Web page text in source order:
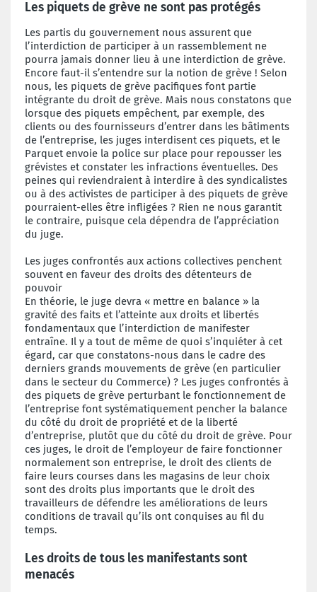
Les piquets de grève ne sont pas protégés
Les partis du gouvernement nous assurent que
l’interdiction de participer à un rassemblement ne
pourra jamais donner lieu à une interdiction de grève.
Encore faut-il s’entendre sur la notion de grève ! Selon
nous, les piquets de grève pacifiques font partie
intégrante du droit de grève. Mais nous constatons que
lorsque des piquets empêchent, par exemple, des
clients ou des fournisseurs d’entrer dans les bâtiments
de l’entreprise, les juges interdisent ces piquets, et le
Parquet envoie la police sur place pour repousser les
grévistes et constater les infractions éventuelles. Des
peines qui reviendraient à interdire à des syndicalistes
ou à des activistes de participer à des piquets de grève
pourraient-elles être infligées ? Rien ne nous garantit
le contraire, puisque cela dépendra de l’appréciation
du juge.
Les juges confrontés aux actions collectives penchent
souvent en faveur des droits des détenteurs de
pouvoir
En théorie, le juge devra « mettre en balance » la
gravité des faits et l’atteinte aux droits et libertés
fondamentaux que l’interdiction de manifester
entraîne. Il y a tout de même de quoi s’inquiéter à cet
égard, car que constatons-nous dans le cadre des
derniers grands mouvements de grève (en particulier
dans le secteur du Commerce) ? Les juges confrontés à
des piquets de grève perturbant le fonctionnement de
l’entreprise font systématiquement pencher la balance
du côté du droit de propriété et de la liberté
d’entreprise, plutôt que du côté du droit de grève. Pour
ces juges, le droit de l’employeur de faire fonctionner
normalement son entreprise, le droit des clients de
faire leurs courses dans les magasins de leur choix
sont des droits plus importants que le droit des
travailleurs de défendre les améliorations de leurs
conditions de travail qu’ils ont conquises au fil du
temps.
Les droits de tous les manifestants sont
menacés